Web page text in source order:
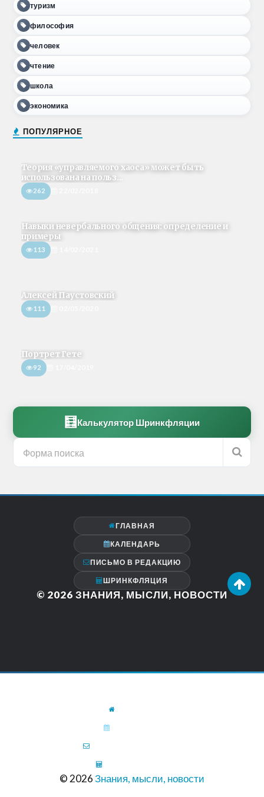
туризм
философия
человек
чтение
школа
экономика
ПОПУЛЯРНОЕ
Теория «управляемого хаоса» может быть
использована на польз...
262
Навыки невербального общения: определение и
примеры
113
Алексей Паустовский
111
Портрет Гете
92
🧮 Калькулятор Шринкфляции
ГЛАВНАЯ
КАЛЕНДАРЬ
ПИСЬМО В РЕДАКЦИЮ
ШРИНКФЛЯЦИЯ
© 2026 ЗНАНИЯ, МЫСЛИ, НОВОСТИ
© 2026Знания, мысли, новости